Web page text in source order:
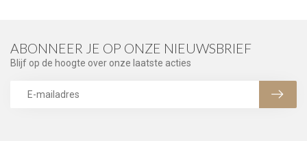
ABONNEER JE OP ONZE NIEUWSBRIEF
Blijf op de hoogte over onze laatste acties